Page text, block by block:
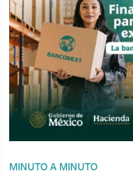
MINUTO A MINUTO